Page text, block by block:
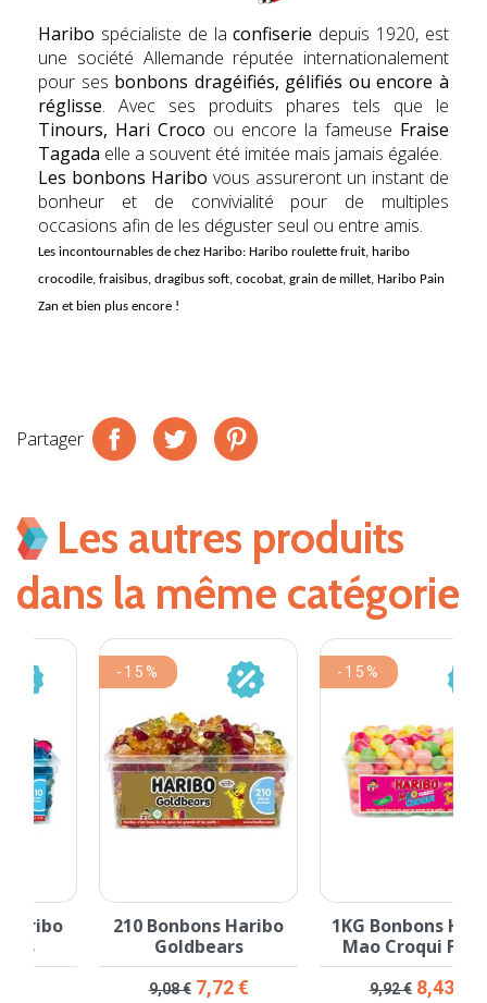
Haribo spécialiste de laconfiserie depuis 1920, est
une société Allemande réputée internationalement
pour ses bonbons dragéifiés, gélifiés ou encore à
réglisse. Avec ses produits phares tels que le
Tinours, Hari Croco ou encore la fameuse Fraise
Tagada elle a souvent été imitée mais jamais égalée.
Les bonbons Haribo vous assureront un instant de
bonheur et de convivialité pour de multiples
occasions afin de les déguster seul ou entre amis.
Les incontournables de chez Haribo: Haribo roulette fruit, haribo
crocodile, fraisibus, dragibus soft, cocobat, grain de millet, Haribo Pain
Zan et bien plus encore !
Partager
Les autres produits
dans la même catégorie
210 Bonbons Haribo
Goldbears
Prix de base
Prix
7,72 €
1KG Bonbons Haribo
Mao Croqui Fruits
Prix de base
Prix
8,43 €